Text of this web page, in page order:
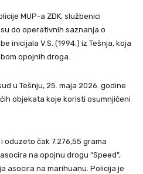
MUP-a ZDK, službenici
do operativnih saznanja o
inicijala V.S. (1994.) iz Tešnja, koja
opojnih droga.
u Tešnju, 25. maja 2026. godine
objekata koje koristi osumnjičeni
oduzeto čak 7.276,55 grama
na opojnu drogu “Speed”,
asocira na marihuanu. Policija je